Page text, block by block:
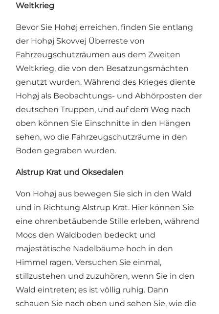
Weltkrieg
Bevor Sie Hohøj erreichen, finden Sie entlang
der Hohøj Skovvej Überreste von
Fahrzeugschutzräumen aus dem Zweiten
Weltkrieg, die von den Besatzungsmächten
genutzt wurden. Während des Krieges diente
Hohøj als Beobachtungs- und Abhörposten der
deutschen Truppen, und auf dem Weg nach
oben können Sie Einschnitte in den Hängen
sehen, wo die Fahrzeugschutzräume in den
Boden gegraben wurden.
Alstrup Krat und Oksedalen
Von Hohøj aus bewegen Sie sich in den Wald
und in Richtung Alstrup Krat. Hier können Sie
eine ohrenbetäubende Stille erleben, während
Moos den Waldboden bedeckt und
majestätische Nadelbäume hoch in den
Himmel ragen. Versuchen Sie einmal,
stillzustehen und zuzuhören, wenn Sie in den
Wald eintreten; es ist völlig ruhig. Dann
schauen Sie nach oben und sehen Sie, wie die